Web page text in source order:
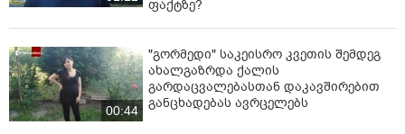
ფაქტზე?
00:44
"გორმედი" საკეისრო კვეთის შემდეგ
ახალგაზრდა ქალის
გარდაცვალებასთან დაკავშირებით
განცხადებას ავრცელებს